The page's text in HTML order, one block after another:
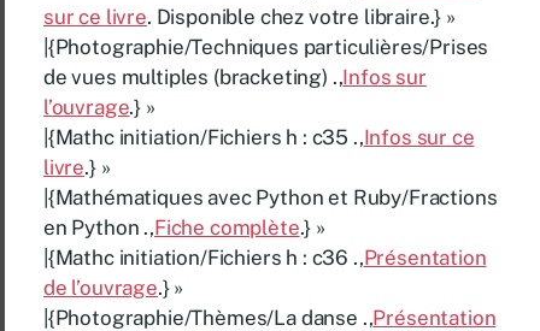
sur ce livre. Disponible chez votre libraire.} »
|{Photographie/Techniques particulières/Prises
de vues multiples (bracketing) .,Infos sur
l’ouvrage.} »
|{Mathc initiation/Fichiers h : c35 .,Infos sur ce
livre.} »
|{Mathématiques avec Python et Ruby/Fractions
en Python .,Fiche complète.} »
|{Mathc initiation/Fichiers h : c36 .,Présentation
de l’ouvrage.} »
|{Photographie/Thèmes/La danse .,Présentation